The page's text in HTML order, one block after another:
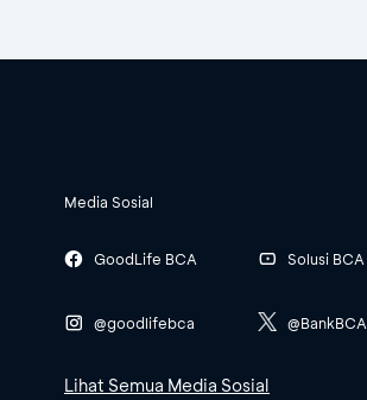
Media Sosial
GoodLife BCA
@goodlifebca
Solusi BCA
@BankBCA
Lihat Semua Media Sosial